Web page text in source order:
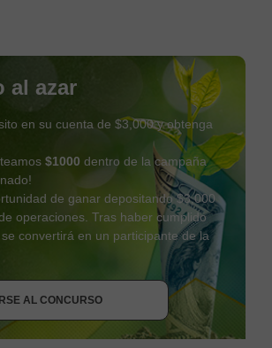
al azar
en su cuenta de $3,000 y obtenga
$1000 dentro de la campaña
de ganar depositando $3,000
operaciones. Tras haber cumplido
convertirá en un participante de la
AL CONCURSO
OBTENER BONO